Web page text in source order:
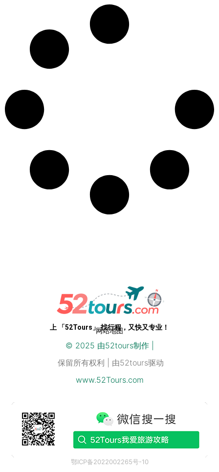
上 「52Tours」 找行程，又快又专业！
网站地图
© 2025 由52tours制作 |
保留所有权利 | 由52tours驱动
www.52Tours.com
鄂ICP备2022002265号-10